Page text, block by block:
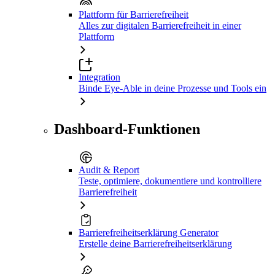
Plattform für Barrierefreiheit
Alles zur digitalen Barrierefreiheit in einer
Plattform
Integration
Binde Eye-Able in deine Prozesse und Tools ein
Dashboard-Funktionen
Audit & Report
Teste, optimiere, dokumentiere und kontrolliere
Barrierefreiheit
Barrierefreiheitserklärung Generator
Erstelle deine Barrierefreiheitserklärung